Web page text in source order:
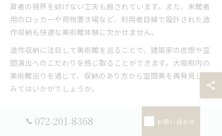
賞者の視界を妨げない工夫も施されています。また、来館者
用のロッカーや荷物置き場など、利用者目線で設計された造
作収納も快適な美術館体験に欠かせません。
造作収納に注目して美術館を巡ることで、建築家の思想や空
間演出へのこだわりを感じ取ることができます。大阪府内の
美術館巡りを通じて、収納のあり方から空間美を再発見して
みてはいかがでしょうか。
大阪府内で注目すべき造作収納の特徴まとめ
072-201-8368 お問い合わせ